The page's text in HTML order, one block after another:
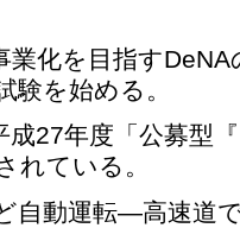
業化を目指す
験を始める。
成27年度「公募型
れている。
自動運転―高速道